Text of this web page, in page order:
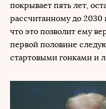
покрывает пять лет,
рассчитанному до 2030
что это позволит ему
первой половине
стартовыми гонками и